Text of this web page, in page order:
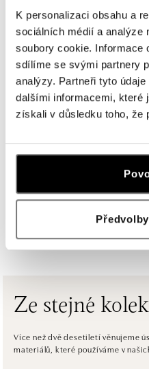
K personalizaci obsahu a
sociálních médií a analýze
soubory cookie. Informace
sdílíme se svými partnery
analýzy. Partneři tyto
dalšími informacemi, které
získali v důsledku toho, že
tel.: +420604389337
dnes otevřeno do 21:00
ALOve Westfield
Chlumecká 765/6, 198 19
tel.: +420735703904
dnes otevřeno do 21:00
Roztylská 2321/19, 148 00
dnes otevřeno do 21:00
Einsteinova 3541/18, 851 01
ALOve OC Eurovea,
Pribinova 8, 811 09 Bratislava
tel.: +421917090467
Ze stejné
Více než dvě desetiletí věnujeme
materiálů, které používáme v